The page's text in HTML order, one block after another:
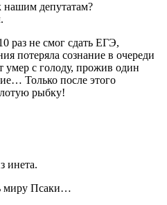
депутатам?
раз не смог сдать ЕГЭ,
потеряла сознание в очереди
умер с голоду, прожив один
Только после этого
рыбку!
инета.
миру Псаки…